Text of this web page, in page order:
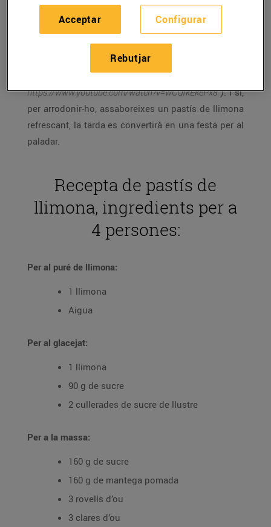
deixes volar la imaginació observant, des de la
finestra un llimoner de color groc sota el cel blau
per la finestra, com explica la cançó
grup de rock alemany Fools Garden
https://www.youtube.com/watch?v=wCQfkEkePx8 ). I si,
per arrodonir-ho, assaboreixes un pastís de llimona
refrescant, la tarda es convertirà en una festa per al
paladar.
Recepta de pastís de
llimona, ingredients per a
4 persones:
Per al puré de llimona:
1 llimona
Aigua
Per al glacejat:
1 llimona
90 g de sucre
2 cullerades de sucre de llustre
Per a la massa:
160 g de sucre
160 g de mantega pomada
3 rovells d’ou
3 clares d’ou
Configurar
Rebutjar
Acceptar